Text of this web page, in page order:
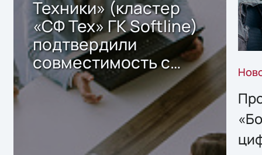
Техники» (кластер
«СФ Тех» ГК Softline)
подтвердили
совместимость с
решением Sharx
Storage 2.x для
хранения данных